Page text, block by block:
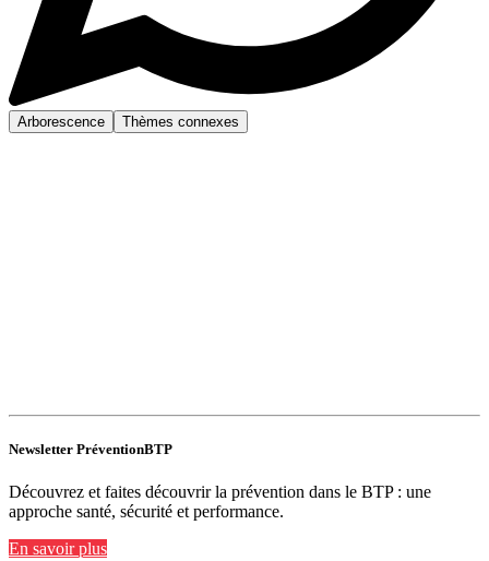
Arborescence Thèmes connexes
Newsletter PréventionBTP
Découvrez et faites découvrir la prévention dans le BTP : une
approche santé, sécurité et performance.
En savoir plus